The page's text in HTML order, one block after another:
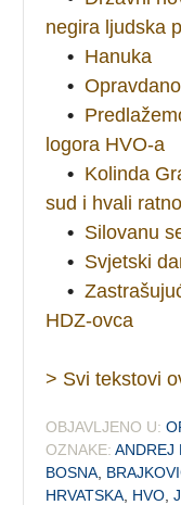
negira ljudska
• Hanuka
•
•
logora HVO-a
• Kolinda
sud i hvali
• Silovanu
• Svjetski
•
HDZ-ovca
> Svi tekstovi
OBJAVLJENO U:
OZNAKE: ANDREJ
BOSNA
HRVATSKA HVO ,